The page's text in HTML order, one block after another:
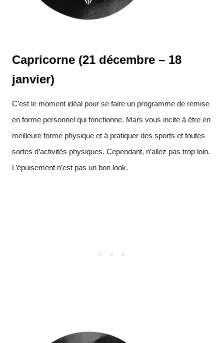
Capricorne (21 décembre – 18
janvier)
C’est le moment idéal pour se faire un programme de remise
en forme personnel qui fonctionne. Mars vous incite à être en
meilleure forme physique et à pratiquer des sports et toutes
sortes d’activités physiques. Cependant, n’allez pas trop loin.
L’épuisement n’est pas un bon look.